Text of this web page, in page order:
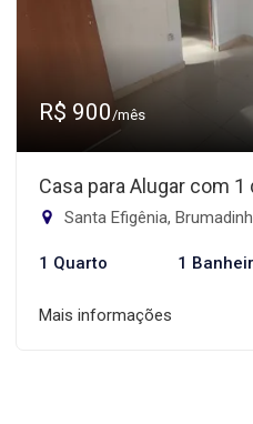
R$ 900/mês
Casa para Alugar com 1
Santa Efigênia,
1 Quarto 1
Mais informações